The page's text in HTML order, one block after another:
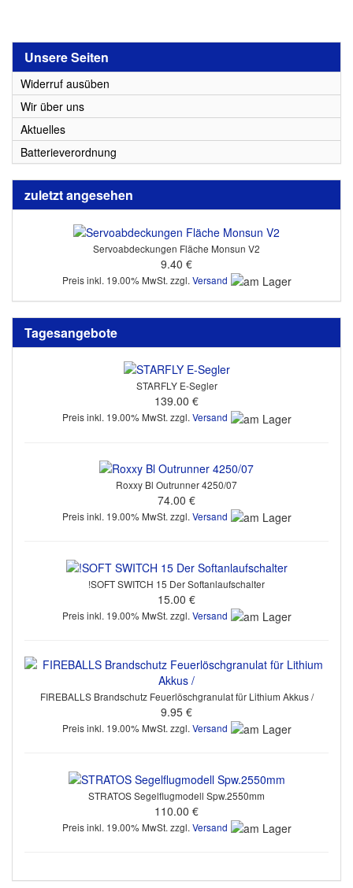
Unsere Seiten
Widerruf ausüben
Wir über uns
Aktuelles
Batterieverordnung
zuletzt angesehen
Servoabdeckungen Fläche Monsun V2
9.40 €
Preis inkl. 19.00% MwSt. zzgl. Versand
Tagesangebote
STARFLY E-Segler
139.00 €
Preis inkl. 19.00% MwSt. zzgl. Versand
Roxxy Bl Outrunner 4250/07
74.00 €
Preis inkl. 19.00% MwSt. zzgl. Versand
!SOFT SWITCH 15 Der Softanlaufschalter
15.00 €
Preis inkl. 19.00% MwSt. zzgl. Versand
FIREBALLS Brandschutz Feuerlöschgranulat für Lithium Akkus /
9.95 €
Preis inkl. 19.00% MwSt. zzgl. Versand
STRATOS Segelflugmodell Spw.2550mm
110.00 €
Preis inkl. 19.00% MwSt. zzgl. Versand